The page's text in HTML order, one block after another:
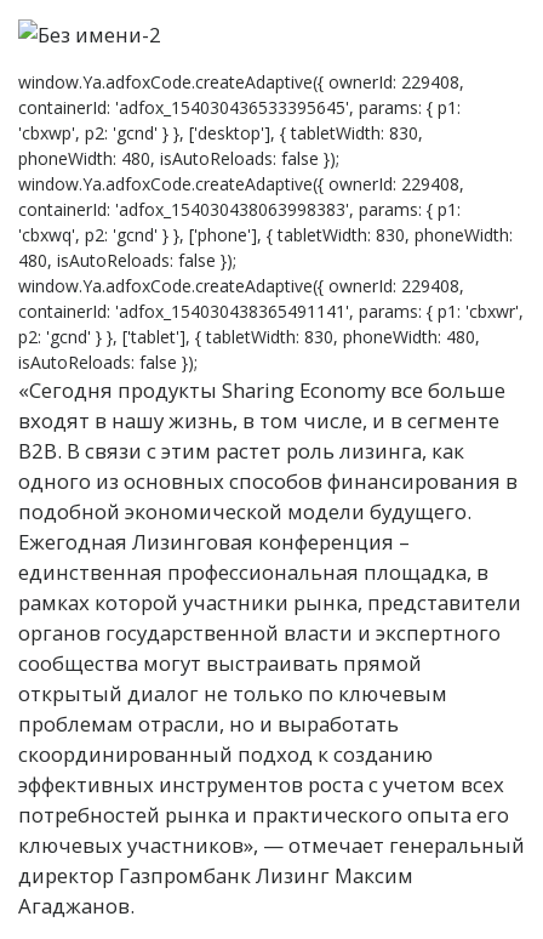
window.Ya.adfoxCode.createAdaptive({ ownerId: 229408,
containerId: 'adfox_154030436533395645', params: { p1:
'cbxwp', p2: 'gcnd' } }, ['desktop'], { tabletWidth: 830,
phoneWidth: 480, isAutoReloads: false });
window.Ya.adfoxCode.createAdaptive({ ownerId: 229408,
containerId: 'adfox_154030438063998383', params: { p1:
'cbxwq', p2: 'gcnd' } }, ['phone'], { tabletWidth: 830, phoneWidth:
480, isAutoReloads: false });
window.Ya.adfoxCode.createAdaptive({ ownerId: 229408,
containerId: 'adfox_154030438365491141', params: { p1: 'cbxwr',
p2: 'gcnd' } }, ['tablet'], { tabletWidth: 830, phoneWidth: 480,
isAutoReloads: false });
«Сегодня продукты Sharing Economy все больше
входят в нашу жизнь, в том числе, и в сегменте
B2B. В связи с этим растет роль лизинга, как
одного из основных способов финансирования в
подобной экономической модели будущего.
Ежегодная Лизинговая конференция –
единственная профессиональная площадка, в
рамках которой участники рынка, представители
органов государственной власти и экспертного
сообщества могут выстраивать прямой
открытый диалог не только по ключевым
проблемам отрасли, но и выработать
скоординированный подход к созданию
эффективных инструментов роста с учетом всех
потребностей рынка и практического опыта его
ключевых участников», — отмечает генеральный
директор Газпромбанк Лизинг Максим
Агаджанов.